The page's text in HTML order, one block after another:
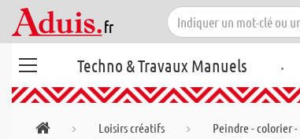
Techno & Travaux Manuels .
Loisirs créatifs Peindre - colorier -